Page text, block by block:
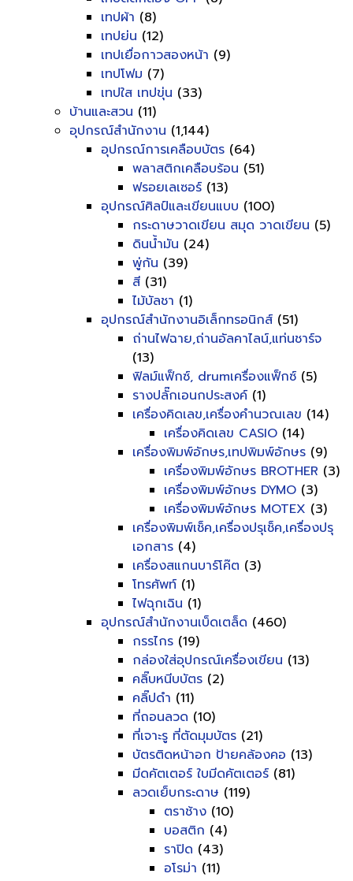
เทปผ้า (8)
เทปย่น (12)
เทปเยื่อกาวสองหน้า (9)
เทปโฟม (7)
เทปใส เทปขุ่น (33)
บ้านและสวน (11)
อุปกรณ์สำนักงาน (1,144)
อุปกรณ์การเคลือบบัตร (64)
พลาสติกเคลือบร้อน (51)
ฟรอยเลเซอร์ (13)
อุปกรณ์ศิลป์และเขียนแบบ (100)
กระดาษวาดเขียน สมุด วาดเขียน (5)
ดินน้ำมัน (24)
พู่กัน (39)
สี (31)
ไม้บัลชา (1)
อุปกรณ์สำนักงานอิเล็กทรอนิกส์ (51)
ถ่านไฟฉาย,ถ่านอัลคาไลน์,แท่นชาร์จ
(13)
ฟิลม์แฟ็กซ์, drumเครื่องแฟ็กซ์ (5)
รางปลั๊กเอนกประสงค์ (1)
เครื่องคิดเลข,เครื่องคำนวณเลข (14)
เครื่องคิดเลข CASIO (14)
เครื่องพิมพ์อักษร,เทปพิมพ์อักษร (9)
เครื่องพิมพ์อักษร BROTHER (3)
เครื่องพิมพ์อักษร DYMO (3)
เครื่องพิมพ์อักษร MOTEX (3)
เครื่องพิมพ์เช็ค,เครื่องปรุเช็ค,เครื่องปรุ
เอกสาร (4)
เครื่องสแกนบาร์โค๊ต (3)
โทรศัพท์ (1)
ไฟฉุกเฉิน (1)
อุปกรณ์สำนักงานเบ็ดเตล็ด (460)
กรรไกร (19)
กล่องใส่อุปกรณ์เครื่องเขียน (13)
คลิ๊บหนีบบัตร (2)
คลิ๊ปดำ (11)
ที่ถอนลวด (10)
ที่เจาะรู ที่ตัดมุมบัตร (21)
บัตรติดหน้าอก ป้ายคล้องคอ (13)
มีดคัตเตอร์ ใบมีดคัตเตอร์ (81)
ลวดเย็บกระดาษ (119)
ตราช้าง (10)
บอสติก (4)
ราปิด (43)
อโรม่า (11)